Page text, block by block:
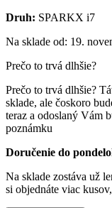
Druh: SPARKX i7
Na sklade od: 19.
Prečo to trvá dlhšie?
Prečo to trvá dlhšie?
sklade, ale čoskoro
teraz a odoslaný Vám
poznámku
Doručenie do
Na sklade zostáva už
si objednáte viac